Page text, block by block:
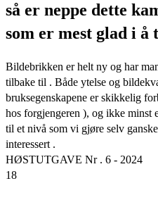
så er neppe dette
som er mest glad i å
Bildebrikken er helt ny og har
tilbake til . Både ytelse og
bruksegenskapene er skikkelig
hos forgjengeren ), og ikke minst
til et nivå som vi gjøre selv
interessert .
HØSTUTGAVE Nr . 6 - 2024
18